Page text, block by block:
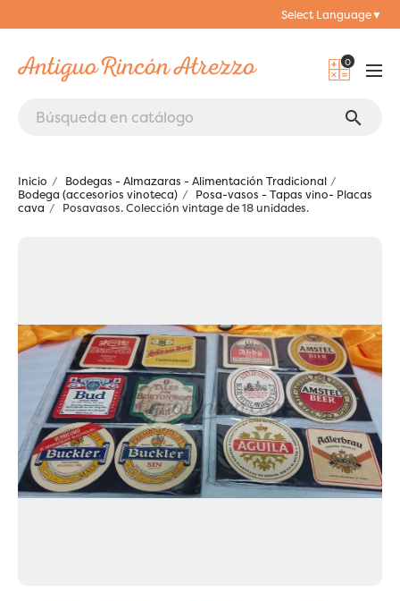
Select Language▼
0
search
Inicio
Bodegas - Almazaras - Alimentación Tradicional
Bodega (accesorios vinoteca)
Posa-vasos - Tapas vino- Placas
cava
Posavasos. Colección vintage de 18 unidades.